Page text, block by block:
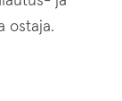
ostaja.